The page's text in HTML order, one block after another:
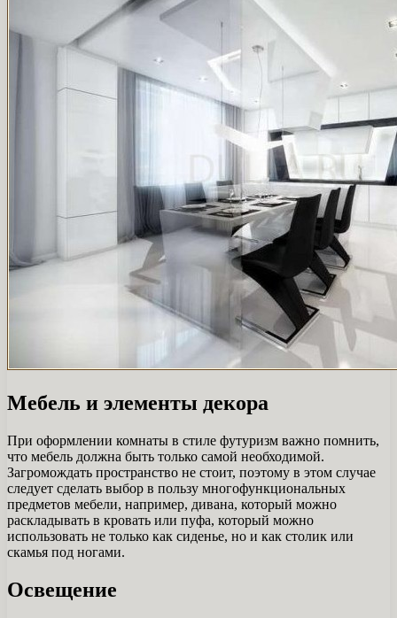
Мебель и элементы декора
При оформлении комнаты в стиле футуризм важно помнить,
что мебель должна быть только самой необходимой.
Загромождать пространство не стоит, поэтому в этом случае
следует сделать выбор в пользу многофункциональных
предметов мебели, например, дивана, который можно
раскладывать в кровать или пуфа, который можно
использовать не только как сиденье, но и как столик или
скамья под ногами.
Освещение